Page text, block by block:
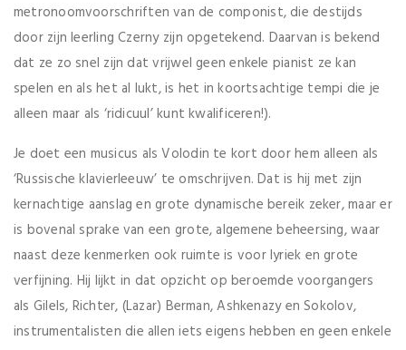
metronoomvoorschriften van de componist, die destijds
door zijn leerling Czerny zijn opgetekend. Daarvan is bekend
dat ze zo snel zijn dat vrijwel geen enkele pianist ze kan
spelen en als het al lukt, is het in koortsachtige tempi die je
alleen maar als ‘ridicuul’ kunt kwalificeren!).
Je doet een musicus als Volodin te kort door hem alleen als
‘Russische klavierleeuw’ te omschrijven. Dat is hij met zijn
kernachtige aanslag en grote dynamische bereik zeker, maar er
is bovenal sprake van een grote, algemene beheersing, waar
naast deze kenmerken ook ruimte is voor lyriek en grote
verfijning. Hij lijkt in dat opzicht op beroemde voorgangers
als Gilels, Richter, (Lazar) Berman, Ashkenazy en Sokolov,
instrumentalisten die allen iets eigens hebben en geen enkele